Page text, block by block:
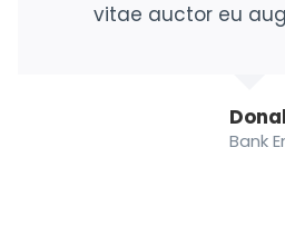
vitae auctor eu
Bank